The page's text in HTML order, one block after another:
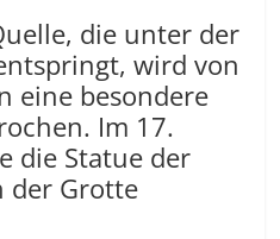
die unter der
wird von
eine besondere
Im 17.
die Statue der
der Grotte